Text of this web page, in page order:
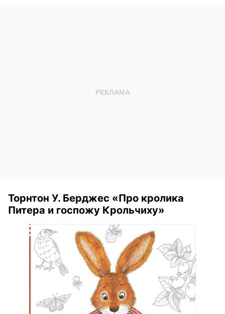
Торнтон У. Берджес «Про кролика
Питера и госпожу Крольчиху»